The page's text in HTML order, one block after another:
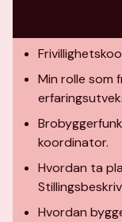
Min rolle som
koordinator.
Hvordan ta
Hvordan